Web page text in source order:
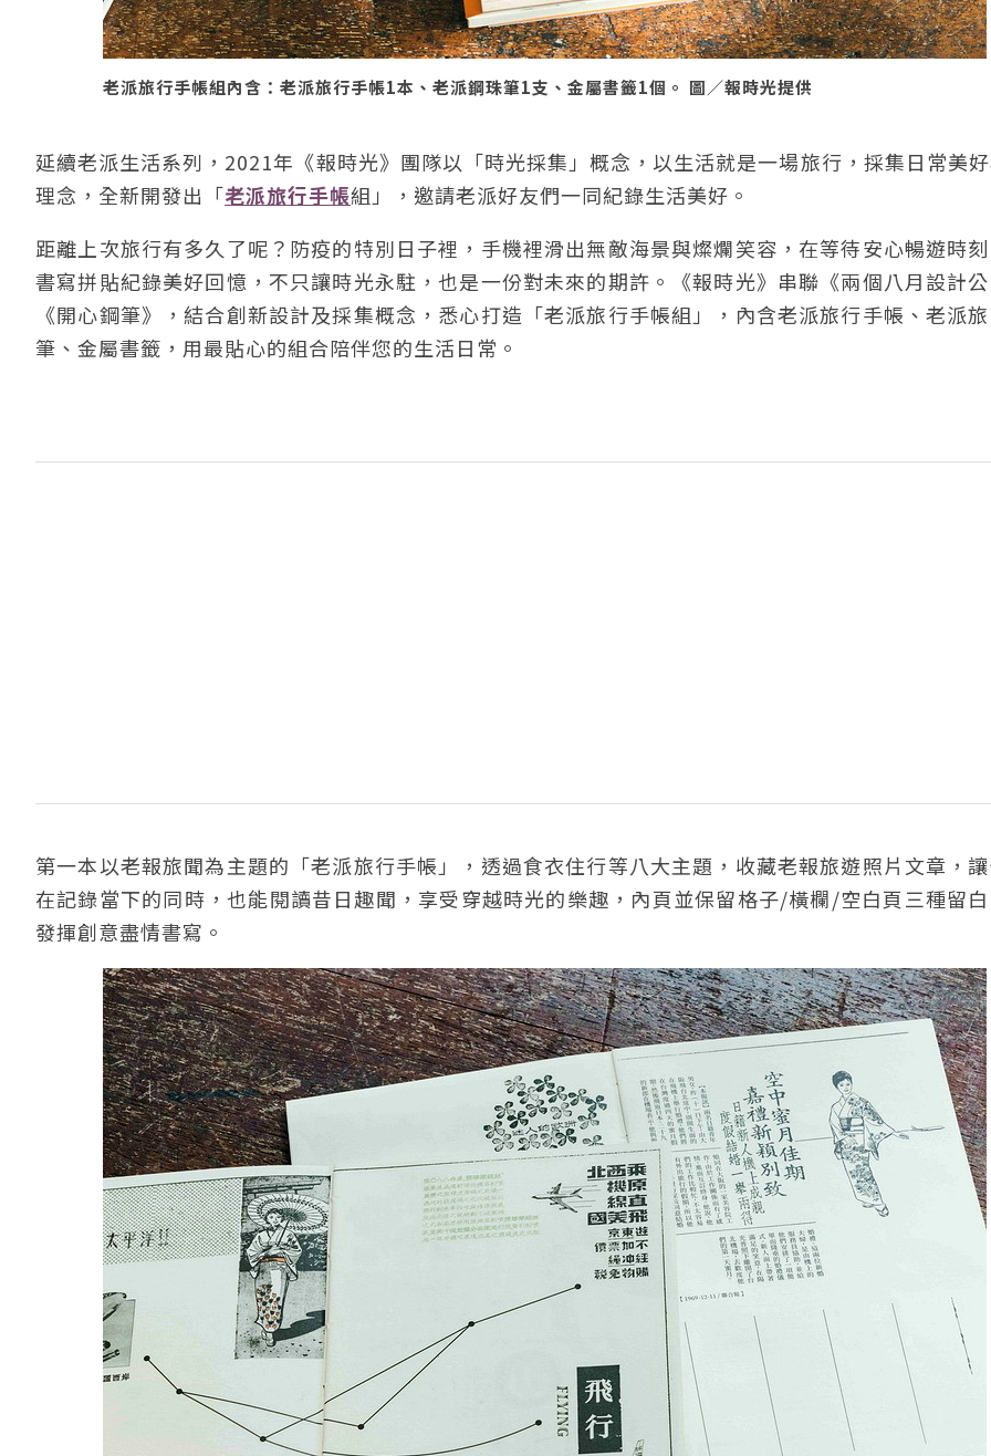
老派旅行手帳組內含：老派旅行手帳1本、老派鋼珠筆1支、金屬書籤1個。 圖／報時光提供
延續老派生活系列，2021年《報時光》團隊以「時光採集」概念，以生活就是一場旅行，採集日常美
理念，全新開發出「老派旅行手帳組」，邀請老派好友們一同紀錄生活美好。
距離上次旅行有多久了呢？防疫的特別日子裡，手機裡滑出無敵海景與燦爛笑容，在等待安心暢遊時
書寫拼貼紀錄美好回憶，不只讓時光永駐，也是一份對未來的期許。《報時光》串聯《兩個八月設計
《開心鋼筆》，結合創新設計及採集概念，悉心打造「老派旅行手帳組」，內含老派旅行手帳、老派
筆、金屬書籤，用最貼心的組合陪伴您的生活日常。
第一本以老報旅聞為主題的「老派旅行手帳」，透過食衣住行等八大主題，收藏老報旅遊照片文章，
在記錄當下的同時，也能閱讀昔日趣聞，享受穿越時光的樂趣，內頁並保留格子/橫欄/空白頁三種留
發揮創意盡情書寫。